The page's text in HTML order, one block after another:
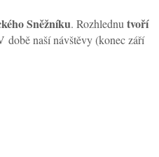
Sněžníku. Rozhlednu tvoří
době naší návštěvy (konec září